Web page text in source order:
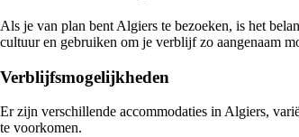
Als je van plan bent Algiers te bezoeken, is het
cultuur en gebruiken om je verblijf zo aangenaam
Verblijfsmogelijkheden
Er zijn verschillende accommodaties in Algiers,
te voorkomen.